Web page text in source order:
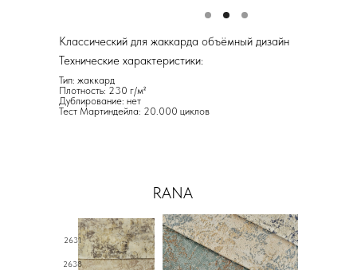
Классический для жаккарда объёмный дизайн
Технические характеристики:
Тип: жаккард
Плотность: 230 г/м²
Дублирование: нет
Тест Мартиндейла: 20.000 циклов
RANA
2631
2638